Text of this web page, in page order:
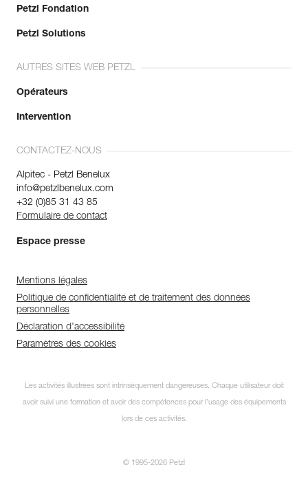
Petzl Fondation
Petzl Solutions
AUTRES SITES WEB PETZL
Opérateurs
Intervention
CONTACTEZ-NOUS
Alpitec - Petzl Benelux
info@petzlbenelux.com
+32 (0)85 31 43 85
Formulaire de contact
Espace presse
Mentions légales
Politique de confidentialité et de traitement des données
personnelles
Déclaration d'accessibilité
Paramètres des cookies
Les activités illustrées sont intrinsèquement dangereuses. Chaque utilisateur doit
avoir suivi une formation et avoir des compétences pour l’usage des équipements
lors de ces activités.
© 1995-2026 Petzl